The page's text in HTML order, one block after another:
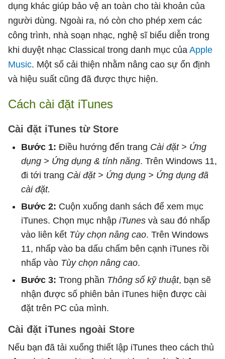
dụng khác giúp bảo vệ an toàn cho tài khoản của
người dùng. Ngoài ra, nó còn cho phép xem các
công trình, nhà soạn nhạc, nghệ sĩ biểu diễn trong
khi duyệt nhạc Classical trong danh mục của Apple
Music. Một số cải thiện nhằm nâng cao sự ổn định
và hiệu suất cũng đã được thực hiện.
Cách cài đặt iTunes
Cài đặt iTunes từ Store
Bước 1: Điều hướng đến trang Cài đặt > Ứng
dụng > Ứng dụng & tính năng. Trên Windows 11,
đi tới trang Cài đặt > Ứng dụng > Ứng dụng đã
cài đặt.
Bước 2: Cuộn xuống danh sách để xem mục
iTunes. Chọn mục nhập iTunes và sau đó nhấp
vào liên kết Tùy chọn nâng cao. Trên Windows
11, nhấp vào ba dấu chấm bên cạnh iTunes rồi
nhấp vào Tùy chọn nâng cao.
Bước 3: Trong phần Thông số kỹ thuật, bạn sẽ
nhận được số phiên bản iTunes hiện được cài
đặt trên PC của mình.
Cài đặt iTunes ngoài Store
Nếu bạn đã tải xuống thiết lập iTunes theo cách thủ